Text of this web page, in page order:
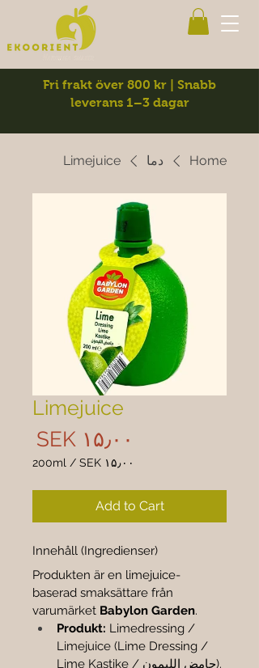
Fri frakt över 800 kr | Snabb
leverans 1–3 dagar
Home دما Limejuice
Limejuice
‎SEK ۱۵٫۰۰
‎SEK ۱۵٫۰۰ /
200ml
Add to Cart
Innehåll (Ingredienser)
Produkten är en limejuice-
baserad smaksättare från
varumärket Babylon Garden.
Produkt: Limedressing /
Limejuice (Lime Dressing /
Lime Kastike / حامض الليمون).